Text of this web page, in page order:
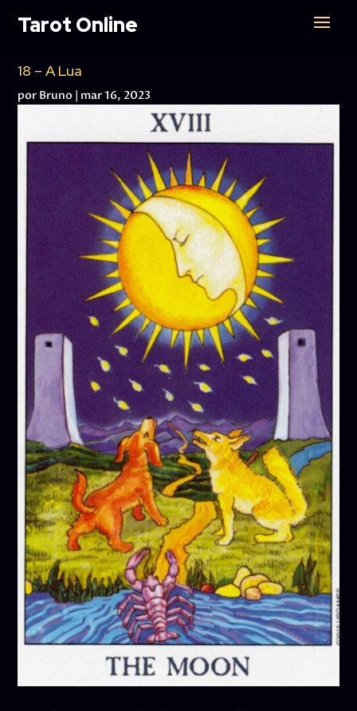
Tarot Online
18 – A Lua
por Bruno | mar 16, 2023